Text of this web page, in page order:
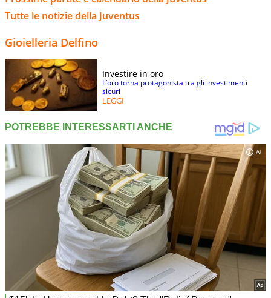
Tutte le notizie della Juventus
Gioielleria Delfino
Investire in oro
L’oro torna protagonista tra gli investimenti
sicuri
LEGGI